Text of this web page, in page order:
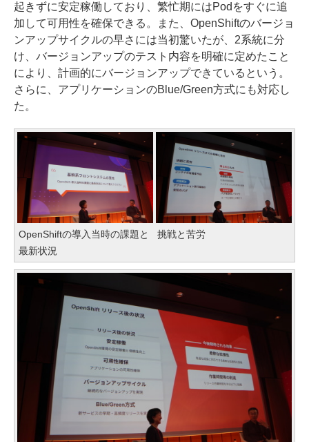
起きずに安定稼働しており、繁忙期にはPodをすぐに追
加して可用性を確保できる。また、OpenShiftのバージョ
ンアップサイクルの早さには当初驚いたが、2系統に分
け、バージョンアップのテスト内容を明確に定めたこと
により、計画的にバージョンアップできているという。
さらに、アプリケーションのBlue/Green方式にも対応し
た。
OpenShiftの導入当時の課題と
最新状況
挑戦と苦労